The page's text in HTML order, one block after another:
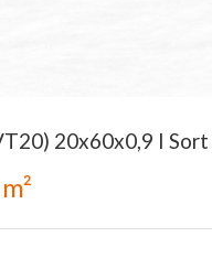
20x60x0,9 I Sort